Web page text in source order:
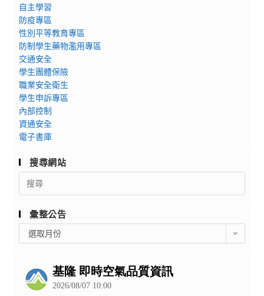
自主學習
防疫專區
性別平等教育專區
防制學生藥物濫用專區
交通安全
學生團體保險
職業安全衛生
學生申訴專區
內部控制
資通安全
電子書庫
搜尋網站
Search
for:
彙整公告
整
選取月份